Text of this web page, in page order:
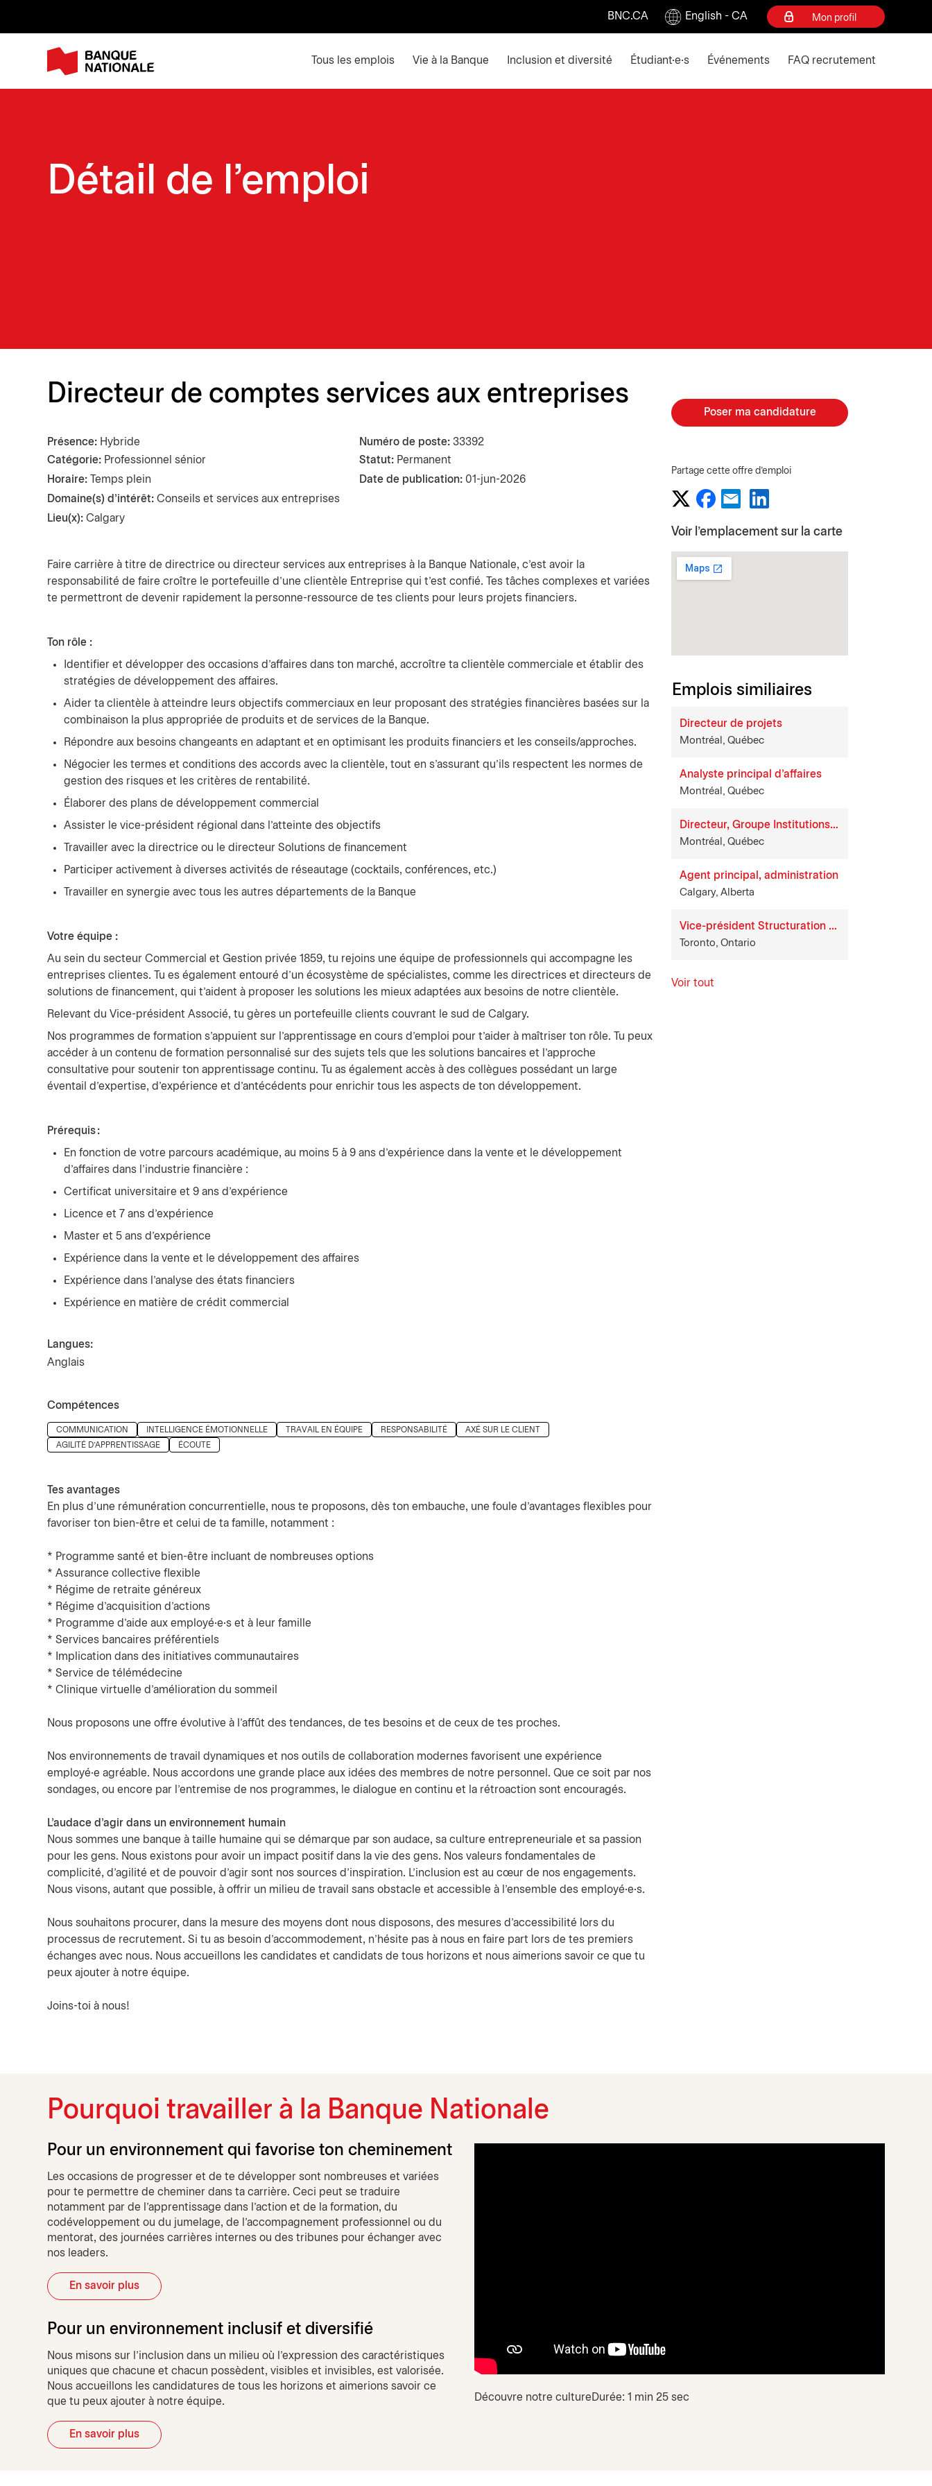
BNC.CA English - CA Mon profil
Tous les emplois
Vie à la Banque Inclusion et diversité Étudiant·e·s Événements FAQ recrutement
Détail de l'emploi
Directeur de comptes services aux entreprises
Présence Hybride Numéro de poste 33392
Catégorie Professionnel sénior Statut: Permanent
Horaire: Temps plein Date de publication 01-jun-2026
Domaine(s) d'intérêt: Conseils et services aux entreprises
Lieu(x): Calgary
Faire carrière à titre de directrice ou directeur services aux entreprises à la Banque Nationale, c'est avoir la
responsabilité de faire croître le portefeuille d'une clientèle Entreprise qui t'est confié. Tes tâches complexes et variées
te permettront de devenir rapidement la personne-ressource de tes clients pour leurs projets financiers.
Ton rôle :
Identifier et développer des occasions d'affaires dans ton marché, accroître ta clientèle commerciale et établir des
stratégies de développement des affaires.
Aider ta clientèle à atteindre leurs objectifs commerciaux en leur proposant des stratégies financières basées sur la
combinaison la plus appropriée de produits et de services de la Banque.
Répondre aux besoins changeants en adaptant et en optimisant les produits financiers et les conseils/approches.
Négocier les termes et conditions des accords avec la clientèle, tout en s'assurant qu'ils respectent les normes de
gestion des risques et les critères de rentabilité.
Élaborer des plans de développement commercial
Assister le vice-président régional dans l'atteinte des objectifs
Travailler avec la directrice ou le directeur Solutions de financement
Participer activement à diverses activités de réseautage (cocktails, conférences, etc.)
Travailler en synergie avec tous les autres départements de la Banque
Votre équipe :
Au sein du secteur Commercial et Gestion privée 1859, tu rejoins une équipe de professionnels qui accompagne les
entreprises clientes. Tu es également entouré d'un écosystème de spécialistes, comme les directrices et directeurs de
solutions de financement, qui t'aident à proposer les solutions les mieux adaptées aux besoins de notre clientèle.
Relevant du Vice-président Associé, tu gères un portefeuille clients couvrant le sud de Calgary.
Nos programmes de formation s'appuient sur l'apprentissage en cours d'emploi pour t'aider à maîtriser ton rôle. Tu peux
accéder à un contenu de formation personnalisé sur des sujets tels que les solutions bancaires et l'approche
consultative pour soutenir ton apprentissage continu. Tu as également accès à des collègues possédant un large
éventail d'expertise, d'expérience et d'antécédents pour enrichir tous les aspects de ton développement.
Prérequis :
En fonction de votre parcours académique, au moins 5 à 9 ans d'expérience dans la vente et le développement
d'affaires dans l'industrie financière :
Certificat universitaire et 9 ans d'expérience
Licence et 7 ans d'expérience
Master et 5 ans d'expérience
Expérience dans la vente et le développement des affaires
Expérience dans l'analyse des états financiers
Expérience en matière de crédit commercial
Langues:
Anglais
Compétences
Press space or enter keys to toggle section visibility
COMMUNICATION INTELLIGENCE ÉMOTIONNELLE TRAVAIL EN ÉQUIPE RESPONSABILITÉ
AXÉ SUR LE CLIENT
AGILITÉ D'APPRENTISSAGE
ÉCOUTE
Tes avantages
En plus d’une rémunération concurrentielle, nous te proposons, dès ton embauche, une foule d’avantages flexibles pour
favoriser ton bien-être et celui de ta famille, notamment :
* Programme santé et bien-être incluant de nombreuses options
* Assurance collective flexible
* Régime de retraite généreux
* Régime d’acquisition d’actions
* Programme d’aide aux employé·e·s et à leur famille
* Services bancaires préférentiels
* Implication dans des initiatives communautaires
* Service de télémédecine
* Clinique virtuelle d’amélioration du sommeil
Nous proposons une offre évolutive à l’affût des tendances, de tes besoins et de ceux de tes proches.
Nos environnements de travail dynamiques et nos outils de collaboration modernes favorisent une expérience
employé·e agréable. Nous accordons une grande place aux idées des membres de notre personnel. Que ce soit par nos
sondages, ou encore par l’entremise de nos programmes, le dialogue en continu et la rétroaction sont encouragés.
L'audace d'agir dans un environnement humain
Nous sommes une banque à taille humaine qui se démarque par son audace, sa culture entrepreneuriale et sa passion
pour les gens. Nous existons pour avoir un impact positif dans la vie des gens. Nos valeurs fondamentales de
complicité, d’agilité et de pouvoir d’agir sont nos sources d’inspiration. L’inclusion est au cœur de nos engagements.
Nous visons, autant que possible, à offrir un milieu de travail sans obstacle et accessible à l’ensemble des employé·e·s.
Nous souhaitons procurer, dans la mesure des moyens dont nous disposons, des mesures d’accessibilité lors du
processus de recrutement. Si tu as besoin d'accommodement, n’hésite pas à nous en faire part lors de tes premiers
échanges avec nous. Nous accueillons les candidates et candidats de tous horizons et nous aimerions savoir ce que tu
peux ajouter à notre équipe.
Joins-toi à nous!
Poser ma candidature
Partage cette offre d'emploi
Voir l'emplacement sur la carte
Emplois similiaires
Directeur de projets
Montréal, Québec
Analyste principal d'affaires
Montréal, Québec
Directeur, Groupe Institutions Financières
Montréal, Québec
Agent principal, administration
Calgary, Alberta
Vice-président Structuration et syndication de prêts
Toronto, Ontario
Voir tout
Pourquoi travailler à la Banque Nationale
Pour un environnement qui favorise ton cheminement
Les occasions de progresser et de te développer sont nombreuses et variées
pour te permettre de cheminer dans ta carrière. Ceci peut se traduire
notamment par de l'apprentissage dans l'action et de la formation, du
codéveloppement ou du jumelage, de l'accompagnement professionnel ou du
mentorat, des journées carrières internes ou des tribunes pour échanger avec
nos leaders.
En savoir plus
Pour un environnement inclusif et diversifié
Nous misons sur l’inclusion dans un milieu où l’expression des caractéristiques
uniques que chacune et chacun possèdent, visibles et invisibles, est valorisée.
Nous accueillons les candidatures de tous les horizons et aimerions savoir ce
que tu peux ajouter à notre équipe.
En savoir plus
Découvre notre culture Durée: 1 min 25 sec